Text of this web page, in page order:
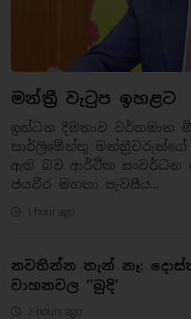
මන්ත්‍රී වැටුප ඉහළට
ඉන්ධන දීමනාව වර්තමාන
පාර්ලිමේන්තු
ඇති බව ආර්ථික සංවර්ධන
ජයවීර මහතා පැවසීය...
1 hour ago
නවතින්න තැන් නෑ:
වාහනවල ’’බුදි’
2 hours ago